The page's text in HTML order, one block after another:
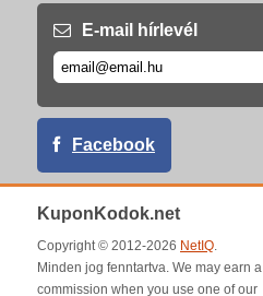
E-mail hírlevél
Facebook
KuponKodok.net
Copyright © 2012-2026 NetIQ.
Minden jog fenntartva. We may earn a
commission when you use one of our